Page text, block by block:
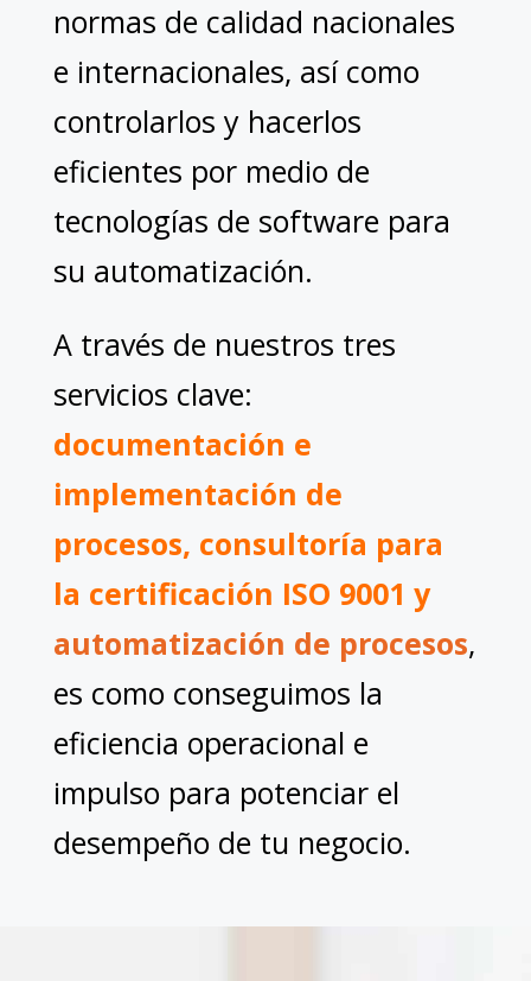
normas de calidad nacionales
e internacionales, así como
controlarlos y hacerlos
eficientes por medio de
tecnologías de software para
su automatización.
A través de nuestros tres
servicios clave:
documentación e
implementación de
procesos, consultoría para
la certificación ISO 9001 y
automatización de procesos,
es como conseguimos la
eficiencia operacional e
impulso para potenciar el
desempeño de tu negocio.